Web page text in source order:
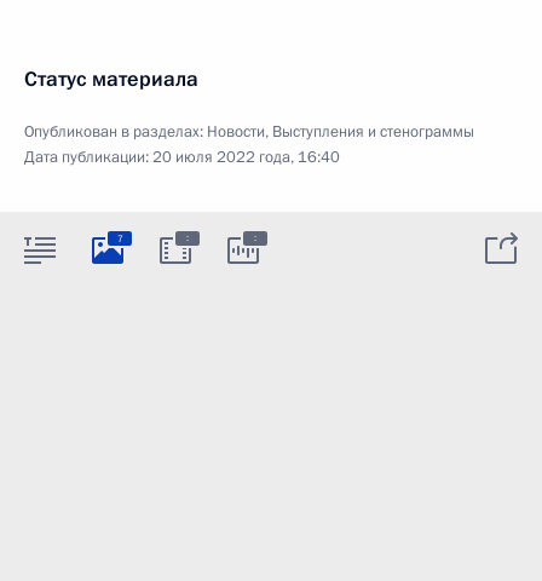
Статус материала
Опубликован в разделах: Новости, Выступления и стенограммы
Дата публикации:20 июля 2022 года, 16:40
7 : :